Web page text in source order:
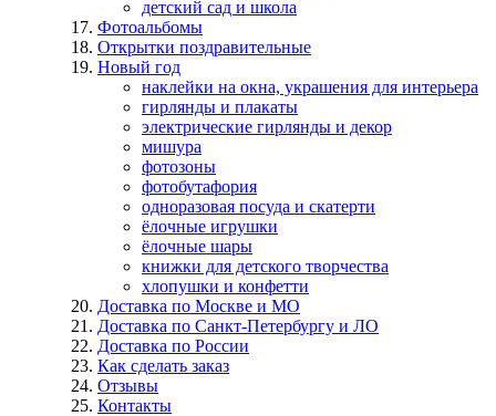
детский сад и школа
Фотоальбомы
Открытки поздравительные
Новый год
наклейки на окна, украшения для интерьера
гирлянды и плакаты
электрические гирлянды и декор
мишура
фотозоны
фотобутафория
одноразовая посуда и скатерти
ёлочные игрушки
ёлочные шары
книжки для детского творчества
хлопушки и конфетти
Доставка по Москве и МО
Доставка по Санкт-Петербургу и ЛО
Доставка по России
Как сделать заказ
Отзывы
Контакты